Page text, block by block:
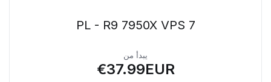
PL - R9 7950X VPS 7
يبدأ من
€37.99EUR